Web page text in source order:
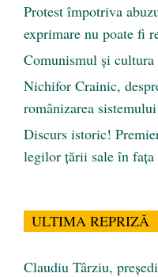
Protest împotriva
exprimare nu poate fi
Comunismul şi
Nichifor Crainic,
românizarea
Discurs istoric!
legilor țării sale în fața
ULTIMA REPRIZĂ
Claudiu Târziu,